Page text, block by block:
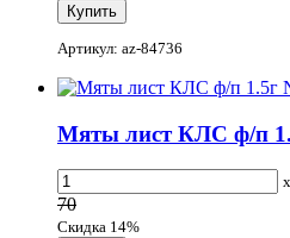
Артикул: az-84736
Мяты лист КЛС ф/п
x
70
Скидка 14%